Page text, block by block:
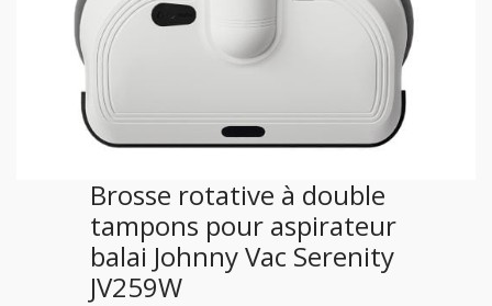
Brosse rotative à double
tampons pour aspirateur
balai Johnny Vac Serenity
JV259W